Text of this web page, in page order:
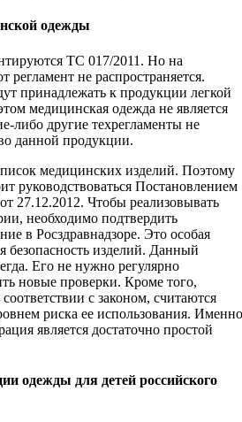
одежды
ТС 017/2011. Но на
не распространяется.
принадлежать к продукции легкой
медицинская одежда не является
либо другие техрегламенты не
данной продукции.
медицинских изделий. Поэтому
руководствоваться Постановлением
27.12.2012. Чтобы реализовывать
необходимо подтвердить
в Росздравнадзоре. Это особая
безопасность изделий. Данный
Его не нужно регулярно
новые проверки. Кроме того,
с законом, считаются
риска ее использования. Именно
является достаточно простой
одежды для детей российского